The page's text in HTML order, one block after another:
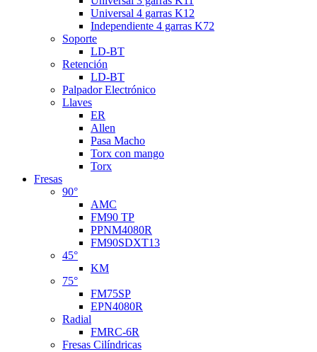
Universal 4 garras K12
Independiente 4 garras K72
Soporte
LD-BT
Retención
LD-BT
Palpador Electrónico
Llaves
ER
Allen
Pasa Macho
Torx con mango
Torx
Fresas
90°
AMC
FM90 TP
PPNM4080R
FM90SDXT13
45°
KM
75°
FM75SP
EPN4080R
Radial
FMRC-6R
Fresas Cilíndricas